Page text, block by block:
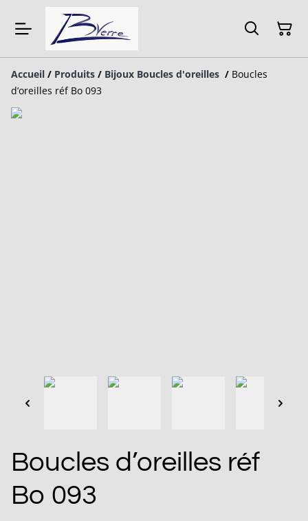
Accueil / Produits / Bijoux Boucles d'oreilles / Boucles
d’oreilles réf Bo 093
Boucles d’oreilles réf
Bo 093